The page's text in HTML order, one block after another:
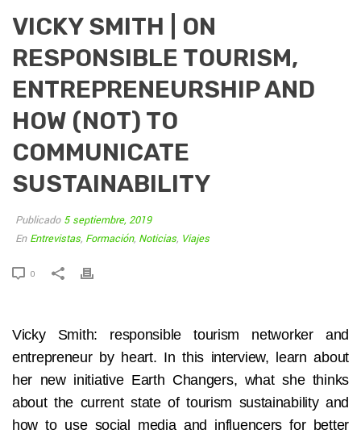
VICKY SMITH | ON
RESPONSIBLE TOURISM,
ENTREPRENEURSHIP AND
HOW (NOT) TO
COMMUNICATE
SUSTAINABILITY
Publicado 5 septiembre, 2019
En Entrevistas, Formación, Noticias, Viajes
0
Vicky Smith: responsible tourism networker and
entrepreneur by heart. In this interview, learn about
her new initiative Earth Changers, what she thinks
about the current state of tourism sustainability and
how to use social media and influencers for better